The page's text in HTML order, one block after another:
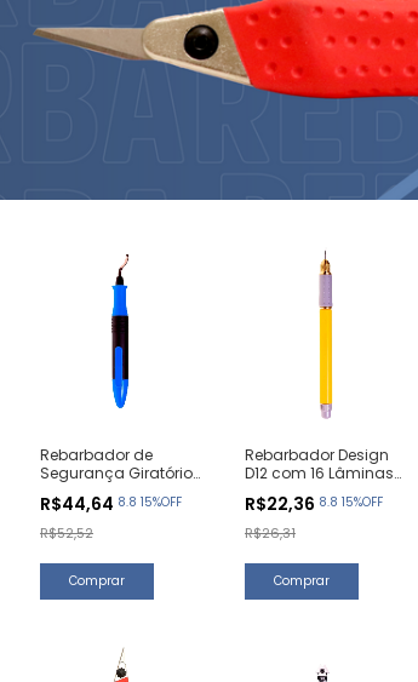
Rebarbador de
Segurança Giratório
Unidade)
R$44,64 8.8 15%OFF
R$52,52
Rebarbador Design
D12 com 16 Lâminas
R$22,36 8.8 15%OFF
R$26,31